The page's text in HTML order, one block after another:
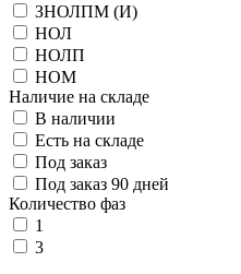
ЗНОЛПМ (И)
НОЛ
НОЛП
НОМ
Наличие на складе
В наличии
Есть на складе
Под заказ
Под заказ 90 дней
Количество фаз
1
3